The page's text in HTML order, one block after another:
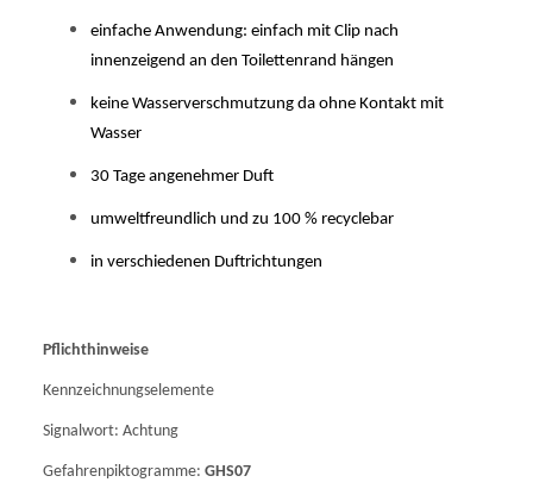
einfache Anwendung: einfach mit Clip nach
innenzeigend an den Toilettenrand hängen
keine Wasserverschmutzung da ohne Kontakt mit
Wasser
30 Tage angenehmer Duft
umweltfreundlich und zu 100 % recyclebar
in verschiedenen Duftrichtungen
Pflichthinweise
Kennzeichnungselemente
Signalwort: Achtung
Gefahrenpiktogramme: GHS07